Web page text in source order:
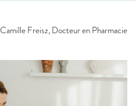
Camille Freisz, Docteur en Pharmacie